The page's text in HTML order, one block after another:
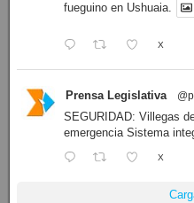
fueguino en Ushuaia.
X
Prensa Legislativa
SEGURIDAD: Villegas
emergencia Sistema
X